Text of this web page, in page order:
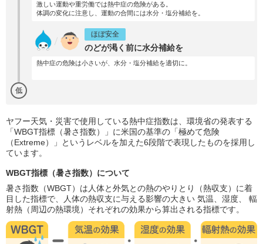
低
激しい運動や重労働では熱中症の危険がある。
体調の変化に注意し、運動の合間には水分・塩分補給を。
ほぼ安全
のどが渇く前に水分補給を
熱中症の危険は小さいが、水分・塩分補給を適切に。
ヤフー天気・災害で使用している熱中症指数は、環境省の発表する
「WBGT指標（暑さ指数）」に米国の基準の「極めて危険
（Extreme）」というレベルを加えた6段階で表現したものを採用し
ています。
WBGT指標（暑さ指数）について
暑さ指数（WBGT）は人体と外気との熱のやりとり（熱収支）に着
目した指標で、人体の熱収支に与える影響の大きい 気温、湿度、 輻
射熱（周辺の熱環境）それぞれの効果から算出される指標です。